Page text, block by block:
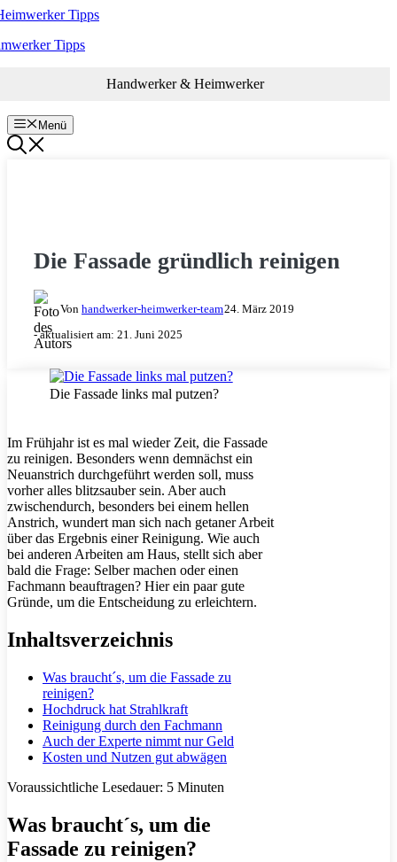
Zum
springenTipps
Handwerker & Heimwerker
Menü
Die Fassade gründlich reinigen
Von handwerker-heimwerker-team24. März 2019
- aktualisiert am: 21. Juni 2025
Die Fassade links mal putzen?
Im Frühjahr ist es mal wieder Zeit, die Fassade
zu reinigen. Besonders wenn demnächst ein
Neuanstrich durchgeführt werden soll, muss
vorher alles blitzsauber sein. Aber auch
zwischendurch, besonders bei einem hellen
Anstrich, wundert man sich nach getaner Arbeit
über das Ergebnis einer Reinigung. Wie auch
bei anderen Arbeiten am Haus, stellt sich aber
bald die Frage: Selber machen oder einen
Fachmann beauftragen? Hier ein paar gute
Gründe, um die Entscheidung zu erleichtern.
Inhaltsverzeichnis
Was braucht´s, um die Fassade zu
reinigen?
Hochdruck hat Strahlkraft
Reinigung durch den Fachmann
Auch der Experte nimmt nur Geld
Kosten und Nutzen gut abwägen
Voraussichtliche Lesedauer: 5 Minuten
Was braucht´s, um die
Fassade zu reinigen?